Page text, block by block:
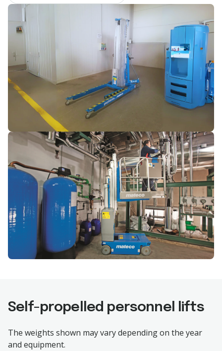
Self-propelled personnel lifts
The weights shown may vary depending on the year
and equipment.